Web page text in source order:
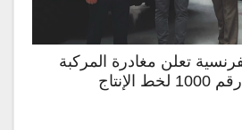
تعلن مغادرة المركبة